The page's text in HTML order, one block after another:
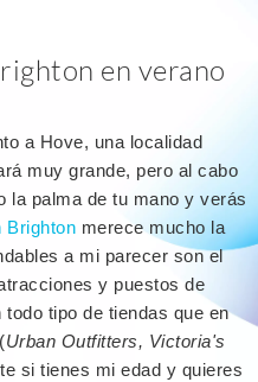
en verano
a Hove, una localidad
muy grande, pero al cabo
la palma de tu mano y verás
Brighton merece mucho la
a mi parecer son el
y puestos de
tipo de tiendas que en
Urban Outfitters, Victoria's
si tienes mi edad y quieres